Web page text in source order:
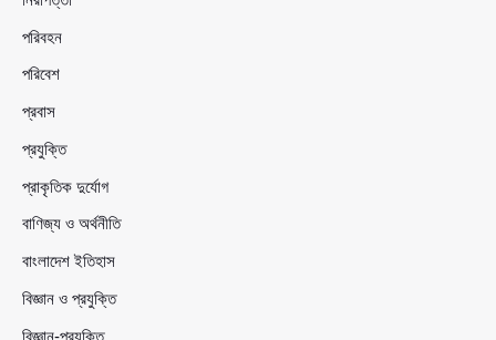
পরিবহন
পরিবেশ
প্রবাস
প্রযুক্তি
প্রাকৃতিক দুর্যোগ
বাণিজ্য ও অর্থনীতি
বাংলাদেশ ইতিহাস
বিজ্ঞান ও প্রযুক্তি
বিজ্ঞান-প্রযুক্তি